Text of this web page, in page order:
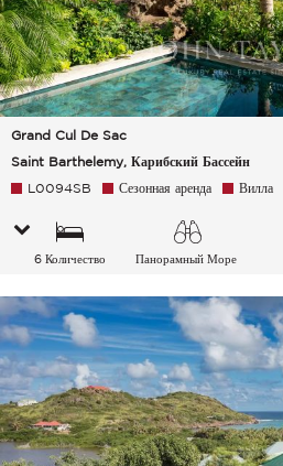
Grand Cul De Sac
Saint Barthelemy, Карибский Бассейн
L0094SB Сезонная аренда Вилла
6 Количество
Панорамный Море